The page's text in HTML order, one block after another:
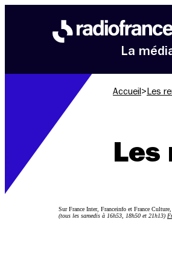
La
Accueil > Les
Les
Sur France Inter, Franceinfo et France
(tous les samedis à 16h53, 18h50 et 21h13)